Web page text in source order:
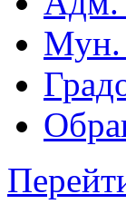
Мун.